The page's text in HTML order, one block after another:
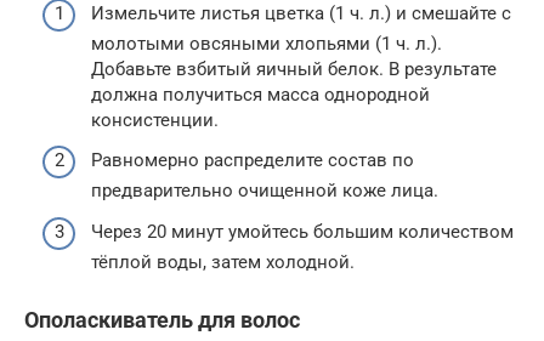
Измельчите листья цветка (1 ч. л.) и смешайте с
молотыми овсяными хлопьями (1 ч. л.).
Добавьте взбитый яичный белок. В результате
должна получиться масса однородной
консистенции.
Равномерно распределите состав по
предварительно очищенной коже лица.
Через 20 минут умойтесь большим количеством
тёплой воды, затем холодной.
Ополаскиватель для волос